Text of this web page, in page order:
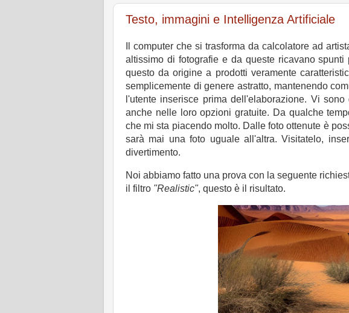
Testo, immagini e Intelligenza Artificiale
Il computer che si trasforma da calcolatore ad
altissimo di fotografie e da queste ricavano
questo da origine a prodotti veramente
semplicemente di genere astratto, mantenendo
l'utente inserisce prima dell'elaborazione. Vi
anche nelle loro opzioni gratuite. Da qualche
che mi sta piacendo molto. Dalle foto ottenute è
sarà mai una foto uguale all'altra. Visitatelo,
divertimento.
Noi abbiamo fatto una prova con la seguente
il filtro "Realistic", questo è il risultato.